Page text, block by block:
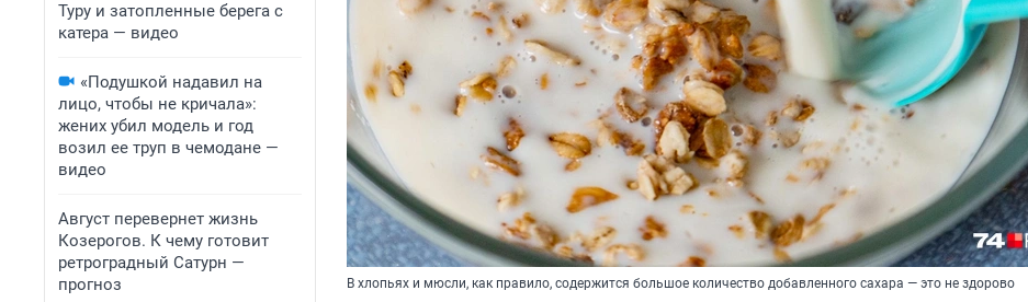
Туру и затопленные берега с
катера — видео
«Подушкой надавил на
лицо, чтобы не кричала»:
жених убил модель и год
возил ее труп в чемодане —
видео
Август перевернет жизнь
Козерогов. К чему готовит
ретроградный Сатурн —
прогноз
В хлопьях и мюсли, как правило, содержится большое количество добавленного сахара — это не здорово